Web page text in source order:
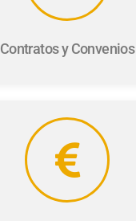
Contratos y Convenios